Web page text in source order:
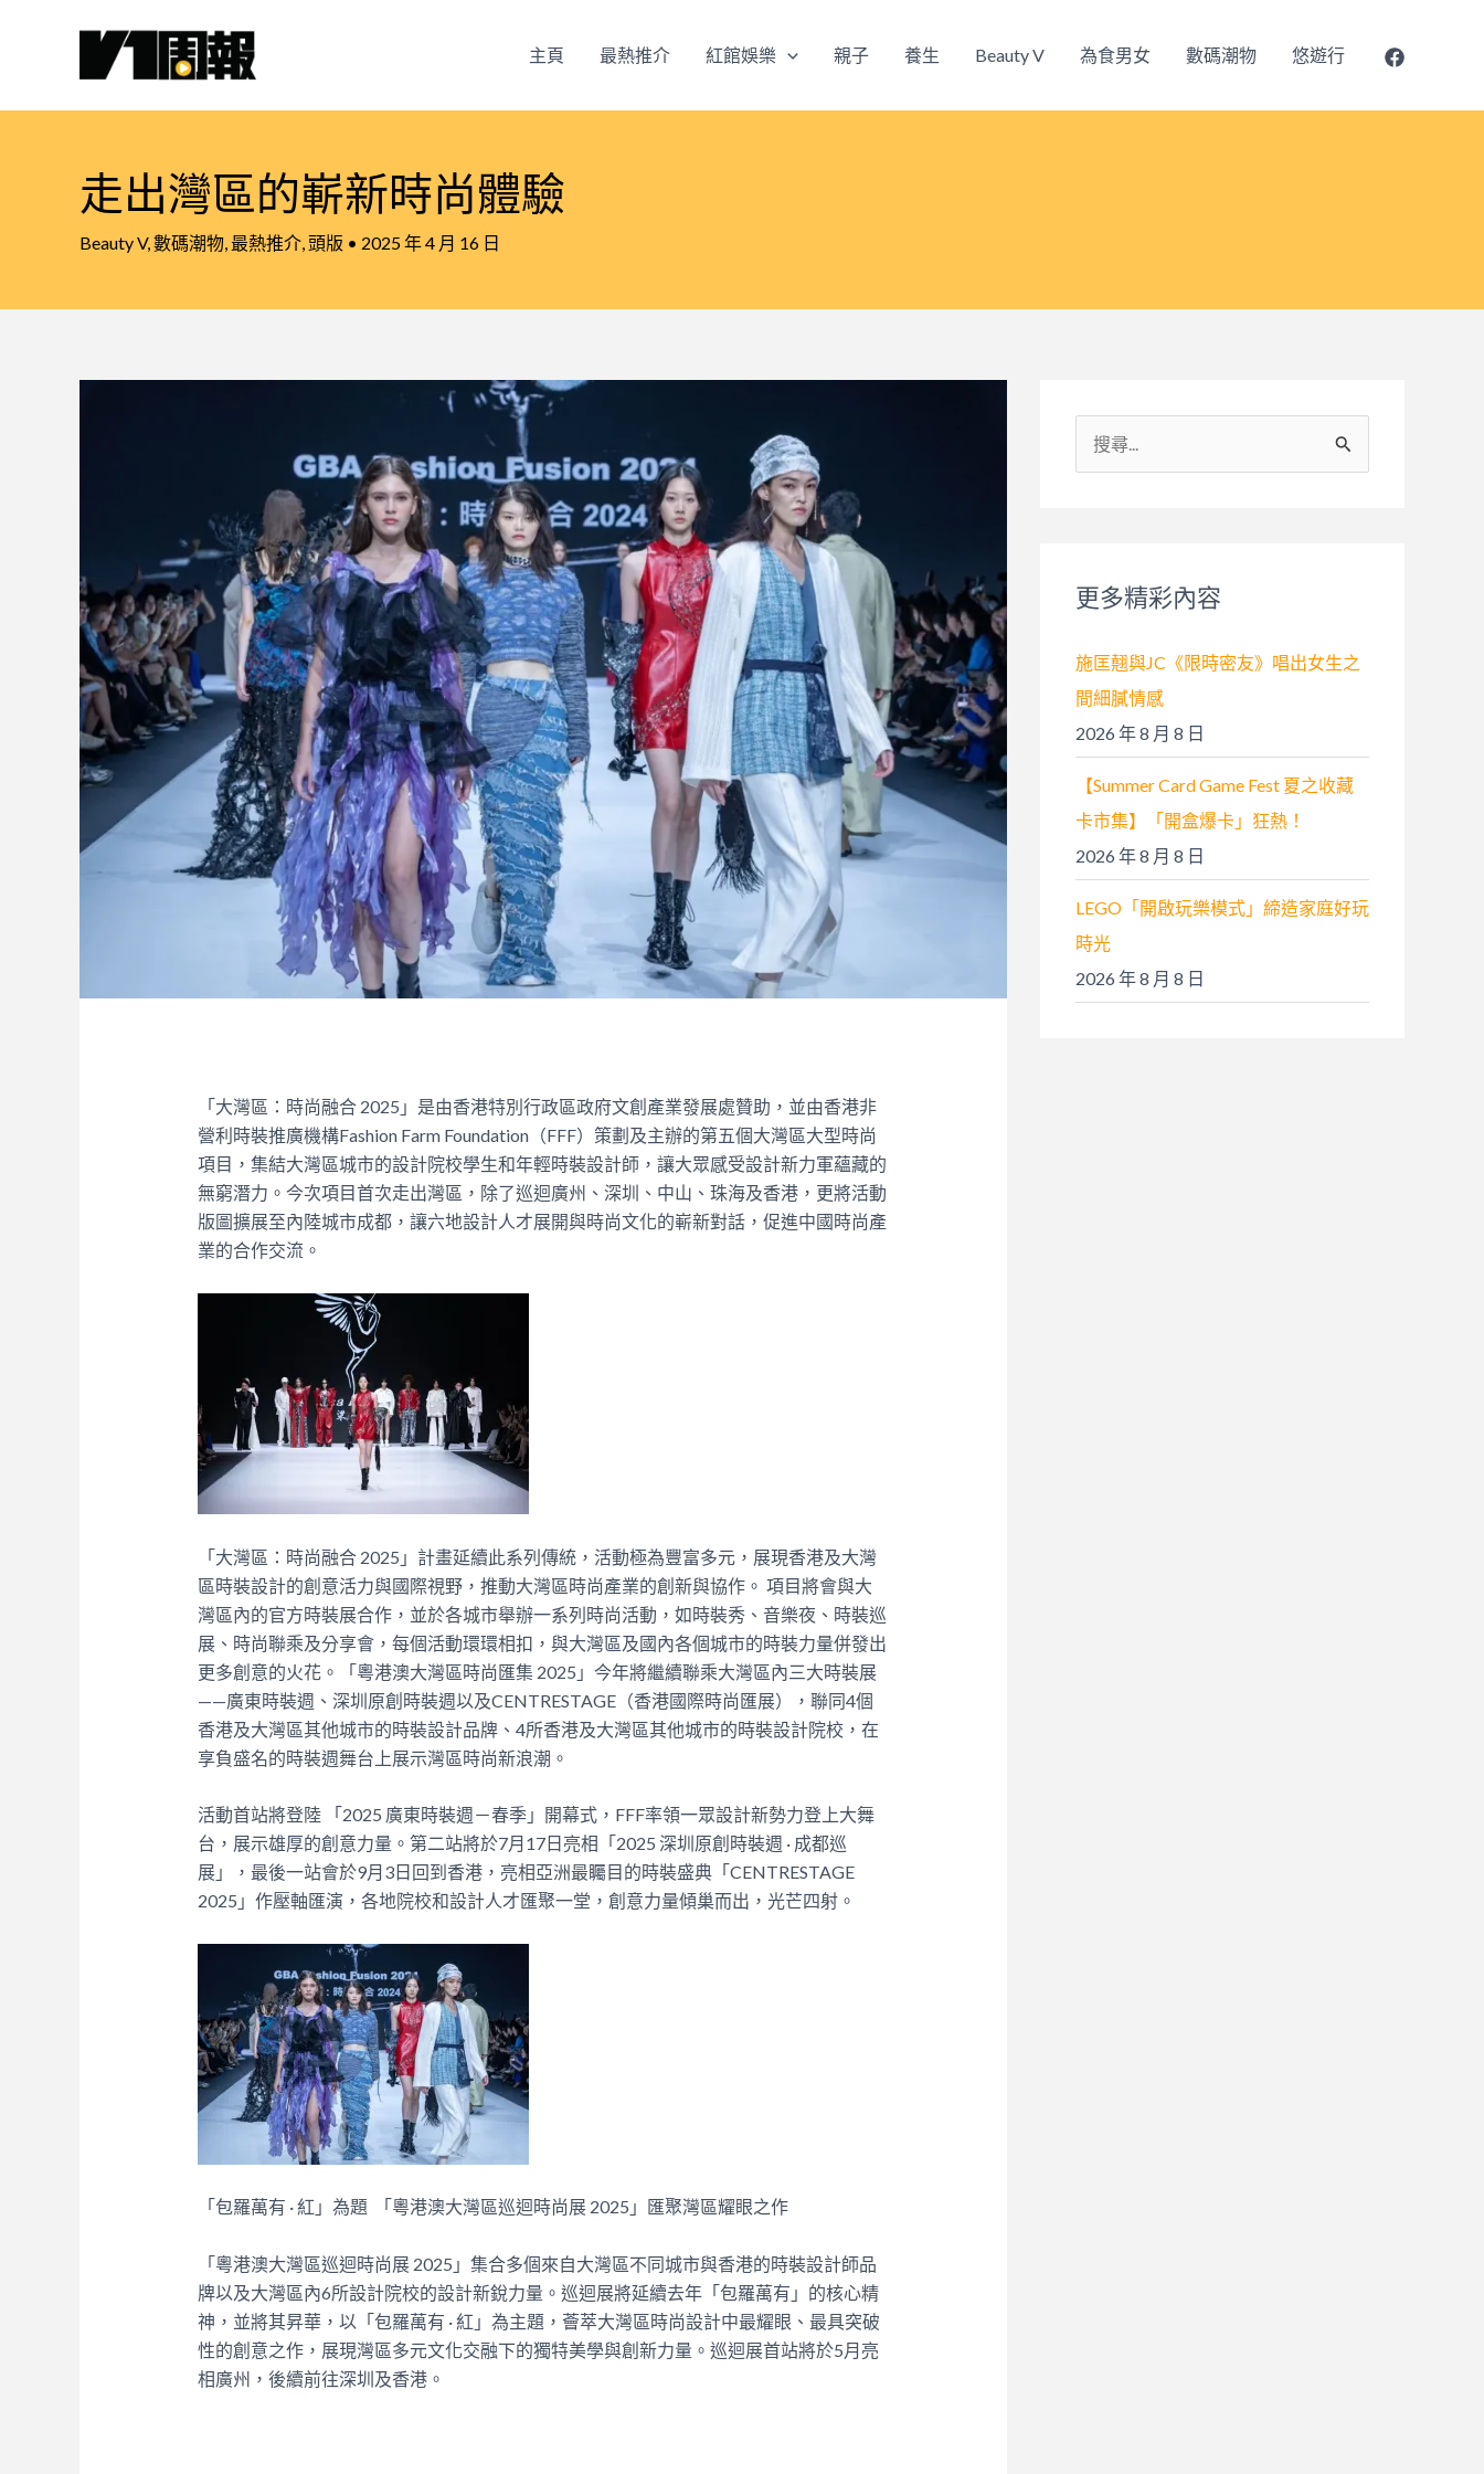
主頁 最熱推介 紅館娛樂 親子 養生 Beauty V 為食男女 數碼潮物 悠遊行
走出灣區的嶄新時尚體驗
Beauty V, 數碼潮物 最熱推介 頭版 • 2025 年 4 月 16 日
「大灣區：時尚融合 2025」是由香港特別行政區政府文創產業發展處贊助，並由香港非
營利時裝推廣機構Fashion Farm Foundation（FFF）策劃及主辦的第五個大灣區大型時尚
項目，集結大灣區城市的設計院校學生和年輕時裝設計師，讓大眾感受設計新力軍蘊藏的
無窮潛力。今次項目首次走出灣區，除了巡迴廣州、深圳、中山、珠海及香港，更將活動
版圖擴展至內陸城市成都，讓六地設計人才展開與時尚文化的嶄新對話，促進中國時尚產
業的合作交流。
「大灣區：時尚融合 2025」計畫延續此系列傳統，活動極為豐富多元，展現香港及大灣
區時裝設計的創意活力與國際視野，推動大灣區時尚產業的創新與協作。 項目將會與大
灣區內的官方時裝展合作，並於各城市舉辦一系列時尚活動，如時裝秀、音樂夜、時裝巡
展、時尚聯乘及分享會，每個活動環環相扣，與大灣區及國內各個城市的時裝力量併發出
更多創意的火花。
「粵港澳大灣區時尚匯集 2025」今年將繼續聯乘大灣區內三大時裝展
——廣東時裝週、深圳原創時裝週以及CENTRESTAGE（香港國際時尚匯展），聯同4個
香港及大灣區其他城市的時裝設計品牌、4所香港及大灣區其他城市的時裝設計院校，在
享負盛名的時裝週舞台上展示灣區時尚新浪潮。
活動首站將登陸 「2025 廣東時裝週－春季」開幕式，FFF率領一眾設計新勢力登上大舞
台，展示雄厚的創意力量。第二站將於7月17日亮相「2025 深圳原創時裝週 · 成都巡
展」，最後一站會於9月3日回到香港，亮相亞洲最矚目的時裝盛典「CENTRESTAGE
2025」作壓軸匯演，各地院校和設計人才匯聚一堂，創意力量傾巢而出，光芒四射。
「包羅萬有 · 紅」為題 「粵港澳大灣區巡迴時尚展 2025」匯聚灣區耀眼之作
「粵港澳大灣區巡迴時尚展 2025」集合多個來自大灣區不同城市與香港的時裝設計師品
牌以及大灣區內6所設計院校的設計新銳力量。巡迴展將延續去年「包羅萬有」的核心精
神，並將其昇華，以「包羅萬有 · 紅」為主題，薈萃大灣區時尚設計中最耀眼、最具突破
性的創意之作，展現灣區多元文化交融下的獨特美學與創新力量。巡迴展首站將於5月亮
相廣州，後續前往深圳及香港。
尋
:更多精彩內容
施匡翹與JC《限時密友》唱出女生之
間細膩情感
2026 年 8 月 8 日
【Summer Card Game Fest 夏之收藏
卡市集】「開盒爆卡」狂熱！
2026 年 8 月 8 日
LEGO「開啟玩樂模式」締造家庭好玩
時光
2026 年 8 月 8 日